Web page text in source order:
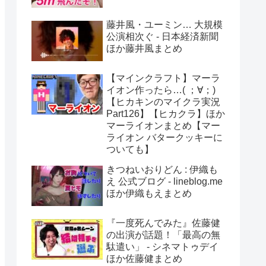
藤井風・ユーミン… 大規模
公演相次ぐ - 日本経済新聞
ほか藤井風まとめ
【マインクラフト】マーラ
イオン作ったら…( ；∀；)
【ヒカキンのマイクラ実況
Part126】【ヒカクラ】ほか
マーライオンまとめ【マー
ライオン バタークッキーに
ついても】
きつねいおりどん : 伊織も
え 公式ブログ - lineblog.me
ほか伊織もえまとめ
『一度死んでみた』佐藤健
の出演が話題！「最高の無
駄遣い」 - シネマトゥデイ
ほか佐藤健まとめ